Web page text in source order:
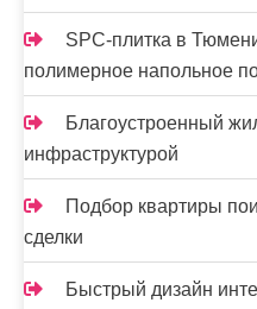
SPC-плитка в
полимерное напольное
Благоустроенный
инфраструктурой
Подбор квартиры
сделки
Быстрый дизайн